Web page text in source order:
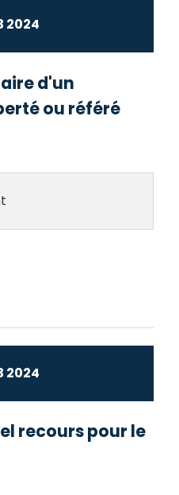
2024
d'un
ou référé
2024
recours pour le